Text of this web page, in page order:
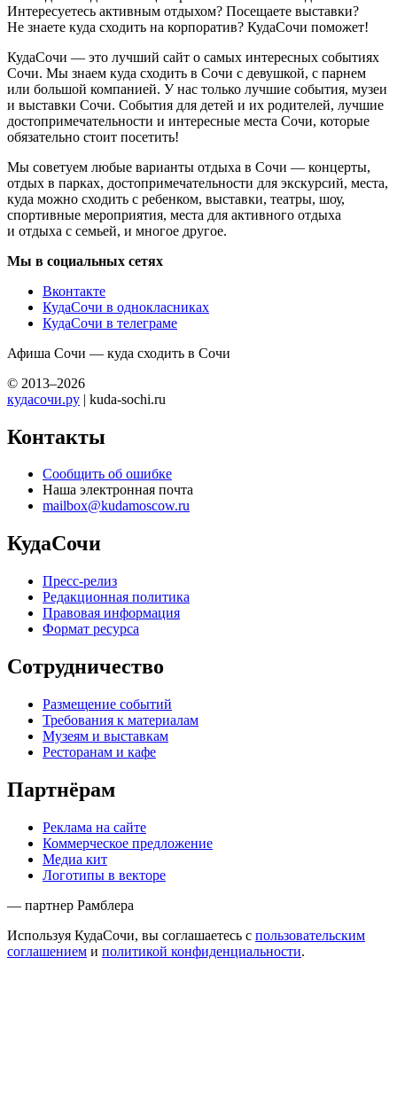
Интересуетесь активным отдыхом? Посещаете выставки?
Не знаете куда сходить на корпоратив? КудаСочи поможет!
КудаСочи — это лучший сайт о самых интересных событиях
Сочи. Мы знаем куда сходить в Сочи с девушкой, с парнем
или большой компанией. У нас только лучшие события, музеи
и выставки Сочи. События для детей и их родителей, лучшие
достопримечательности и интересные места Сочи, которые
обязательно стоит посетить!
Мы советуем любые варианты отдыха в Сочи — концерты,
отдых в парках, достопримечательности для экскурсий, места,
куда можно сходить с ребенком, выставки, театры, шоу,
спортивные мероприятия, места для активного отдыха
и отдыха с семьей, и многое другое.
Мы в социальных сетях
Вконтакте
КудаСочи в однокласниках
КудаСочи в телеграме
Афиша Сочи — куда сходить в Сочи
© 2013–2026
кудасочи.ру | kuda-sochi.ru
Контакты
Сообщить об ошибке
Наша электронная почта
mailbox@kudamoscow.ru
КудаСочи
Пресс-релиз
Редакционная политика
Правовая информация
Формат ресурса
Сотрудничество
Размещение событий
Требования к материалам
Музеям и выставкам
Ресторанам и кафе
Партнёрам
Реклама на сайте
Коммерческое предложение
Медиа кит
Логотипы в векторе
— партнер Рамблера
Используя КудаСочи, вы соглашаетесь с пользовательским
соглашением и политикой конфиденциальности.